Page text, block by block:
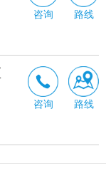
咨询 路线
咨询 路线